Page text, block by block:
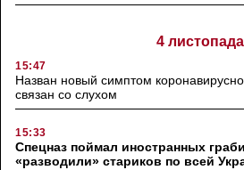
4 листопада
15:47
Назван новый симптом
связан со слухом
15:33
Спецназ поймал иностранных
«разводили» стариков по всей